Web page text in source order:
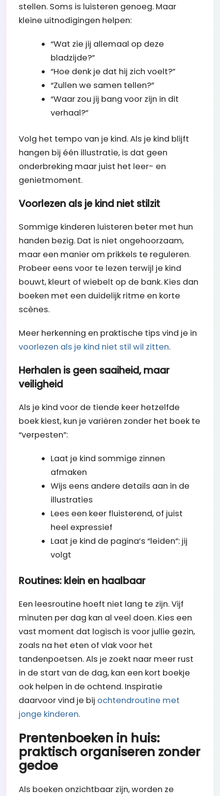
stellen. Soms is luisteren genoeg. Maar
kleine uitnodigingen helpen:
“Wat zie jij allemaal op deze
bladzijde?”
“Hoe denk je dat hij zich voelt?”
“Zullen we samen tellen?”
“Waar zou jij bang voor zijn in dit
verhaal?”
Volg het tempo van je kind. Als je kind blijft
hangen bij één illustratie, is dat geen
onderbreking maar juist het leer- en
genietmoment.
Voorlezen als je kind niet stilzit
Sommige kinderen luisteren beter met hun
handen bezig. Dat is niet ongehoorzaam,
maar een manier om prikkels te reguleren.
Probeer eens voor te lezen terwijl je kind
bouwt, kleurt of wiebelt op de bank. Kies dan
boeken met een duidelijk ritme en korte
scènes.
Meer herkenning en praktische tips vind je in
voorlezen als je kind niet stil wil zitten.
Herhalen is geen saaiheid, maar
veiligheid
Als je kind voor de tiende keer hetzelfde
boek kiest, kun je variëren zonder het boek te
“verpesten”:
Laat je kind sommige zinnen
afmaken
Wijs eens andere details aan in de
illustraties
Lees een keer fluisterend, of juist
heel expressief
Laat je kind de pagina’s “leiden”: jij
volgt
Routines: klein en haalbaar
Een leesroutine hoeft niet lang te zijn. Vijf
minuten per dag kan al veel doen. Kies een
vast moment dat logisch is voor jullie gezin,
zoals na het eten of vlak voor het
tandenpoetsen. Als je zoekt naar meer rust
in de start van de dag, kan een kort boekje
ook helpen in de ochtend. Inspiratie
daarvoor vind je bij ochtendroutine met
jonge kinderen.
Prentenboeken in huis:
praktisch organiseren zonder
gedoe
Als boeken onzichtbaar zijn, worden ze